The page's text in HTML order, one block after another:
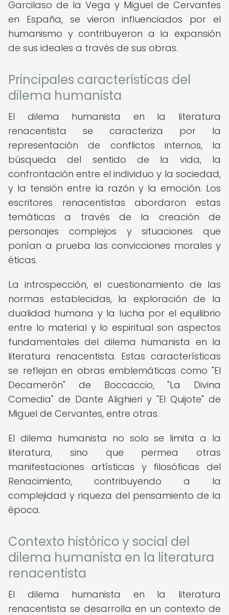
Garcilaso de la Vega y Miguel de Cervantes
en España, se vieron influenciados por el
humanismo y contribuyeron a la expansión
de sus ideales a través de sus obras.
Principales características del
dilema humanista
El dilema humanista en la literatura
renacentista se caracteriza por la
representación de conflictos internos, la
búsqueda del sentido de la vida, la
confrontación entre el individuo y la sociedad,
y la tensión entre la razón y la emoción. Los
escritores renacentistas abordaron estas
temáticas a través de la creación de
personajes complejos y situaciones que
ponían a prueba las convicciones morales y
éticas.
La introspección, el cuestionamiento de las
normas establecidas, la exploración de la
dualidad humana y la lucha por el equilibrio
entre lo material y lo espiritual son aspectos
fundamentales del dilema humanista en la
literatura renacentista. Estas características
se reflejan en obras emblemáticas como "El
Decamerón" de Boccaccio, "La Divina
Comedia" de Dante Alighieri y "El Quijote" de
Miguel de Cervantes, entre otras.
El dilema humanista no solo se limita a la
literatura, sino que permea otras
manifestaciones artísticas y filosóficas del
Renacimiento, contribuyendo a la
complejidad y riqueza del pensamiento de la
época.
Contexto histórico y social del
dilema humanista en la literatura
renacentista
El dilema humanista en la literatura
renacentista se desarrolla en un contexto de